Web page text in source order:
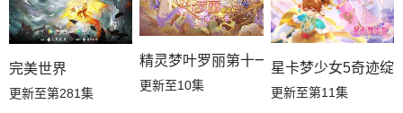
完美世界
更新至第281集
精灵梦叶罗丽第十一季（下）
更新至10集
星卡梦少女5奇迹绽
更新至第11集